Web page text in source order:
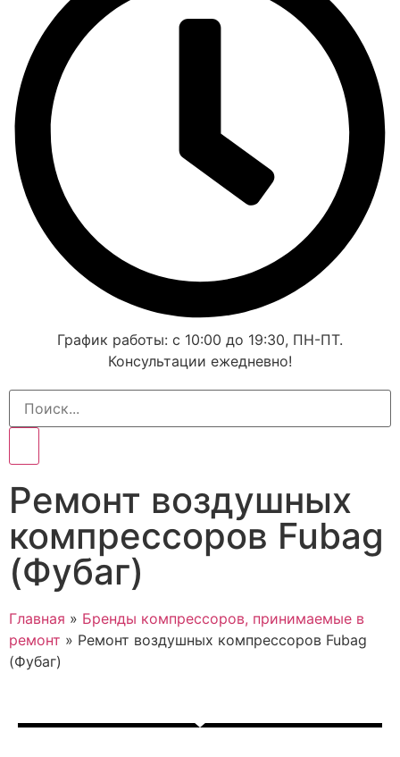
График работы: с 10:00 до 19:30, ПН-ПТ.
Консультации ежедневно!
Ремонт воздушных
компрессоров Fubag
(Фубаг)
Главная » Бренды компрессоров, принимаемые в
ремонт » Ремонт воздушных компрессоров Fubag
(Фубаг)